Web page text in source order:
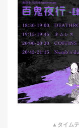
▲タイム